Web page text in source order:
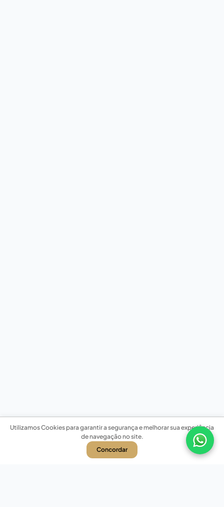
Utilizamos Cookies para garantir a segurança e melhorar sua experiência
de navegação no site.
Concordar